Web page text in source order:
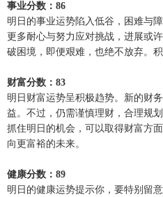
事业分数：86
明日的事业运势陷入低谷，困难与
更多耐心与努力应对挑战，进展或
破困境，即便艰难，也绝不放弃。
财富分数：83
明日财富运势呈积极趋势。新的财
益。不过，仍需谨慎理财，合理规
抓住明日的机会，可以取得财富方
向更富裕的未来。
健康分数：89
明日的健康运势提示你，要特别留